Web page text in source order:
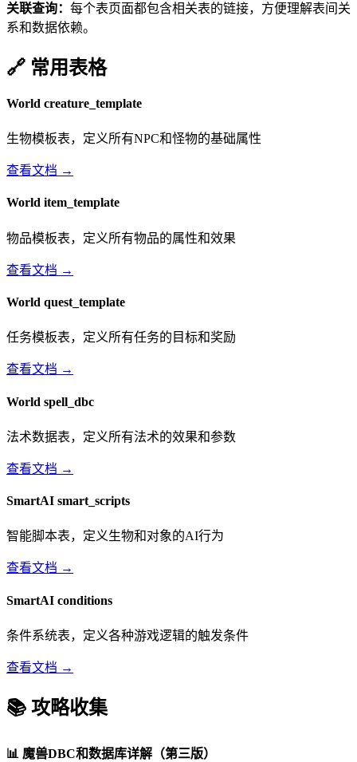
关联查询： 每个表页面都包含相关表的链接，方便理解表间关
系和数据依赖。
🔗 常用表格
World creature_template
生物模板表，定义所有NPC和怪物的基础属性
查看文档 →
World item_template
物品模板表，定义所有物品的属性和效果
查看文档 →
World quest_template
任务模板表，定义所有任务的目标和奖励
查看文档 →
World spell_dbc
法术数据表，定义所有法术的效果和参数
查看文档 →
SmartAI smart_scripts
智能脚本表，定义生物和对象的AI行为
查看文档 →
SmartAI conditions
条件系统表，定义各种游戏逻辑的触发条件
查看文档 →
📚 攻略收集
📊 魔兽DBC和数据库详解（第三版）